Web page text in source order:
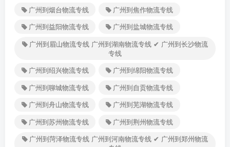
广州到烟台物流专线
广州到焦作物流专线
广州到益阳物流专线
广州到盐城物流专线
广州到眉山物流专线 广州到湖南物流专线 ✔ 广州到长沙物流
专线
广州到绍兴物流专线
广州到绵阳物流专线
广州到聊城物流专线
广州到自贡物流专线
广州到舟山物流专线
广州到芜湖物流专线
广州到苏州物流专线
广州到荆州物流专线
广州到菏泽物流专线 广州到河南物流专线 ✔ 广州到郑州物流